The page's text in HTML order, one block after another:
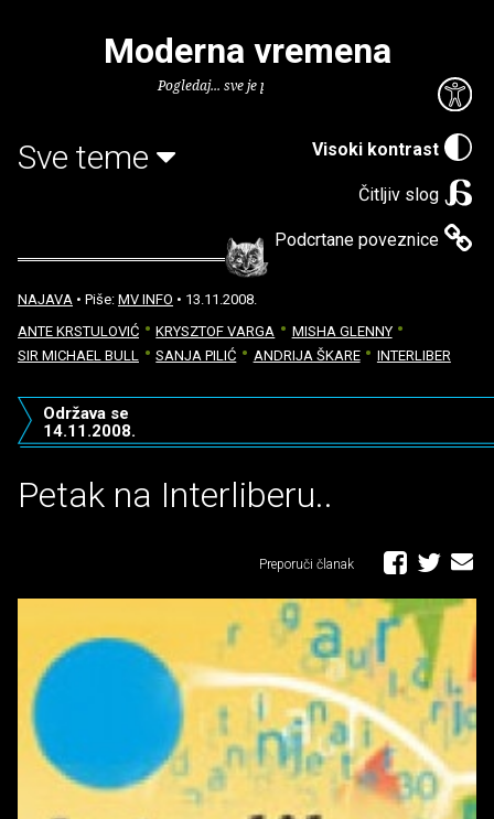
Visoki kontrast
Čitljiv slog
Podcrtane poveznice
Moderna vremena
Pogledaj... sve je puno knjiga.
Sve teme
NAJAVA • Piše: MV INFO • 13.11.2008.
ANTE KRSTULOVIĆ
KRYSZTOF VARGA
MISHA GLENNY
SIR MICHAEL BULL
SANJA PILIĆ ANDRIJA ŠKARE INTERLIBER
Petak na Interliberu..
Održava se
14.11.2008.
Preporuči članak